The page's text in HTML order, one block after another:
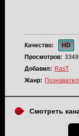
Качество:
HD
Просмотров: 3349
Добавил: RasT
Жанр:
Смотреть